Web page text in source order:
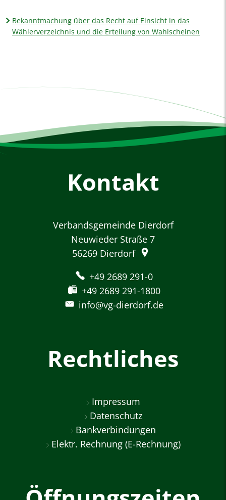
Bekanntmachung über das Recht auf Einsicht in das
Wählerverzeichnis und die Erteilung von Wahlscheinen
Kontakt
Verbandsgemeinde Dierdorf
Neuwieder Straße 7
56269 Dierdorf
+49 2689 291-0
+49 2689 291-1800
info@vg-dierdorf.de
Rechtliches
Impressum
Datenschutz
Bankverbindungen
Elektr. Rechnung (E-Rechnung)